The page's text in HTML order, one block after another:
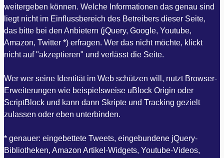
weitergeben können. Welche Informationen das genau sind
liegt nicht im Einflussbereich des Betreibers dieser Seite,
das bitte bei den Anbietern (jQuery, Google, Youtube,
Amazon, Twitter *) erfragen. Wer das nicht möchte, klickt
nicht auf "akzeptieren" und verlässt die Seite.
Wer wer seine Identität im Web schützen will, nutzt Browser-
Erweiterungen wie beispielsweise uBlock Origin oder
ScriptBlock und kann dann Skripte und Tracking gezielt
zulassen oder eben unterbinden.
* genauer: eingebettete Tweets, eingebundene jQuery-
Bibliotheken, Amazon Artikel-Widgets, Youtube-Videos,